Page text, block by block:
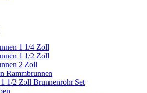
1 1/4 Zoll
1 1/2 Zoll
2 Zoll
Rammbrunnen
1/2 Zoll Brunnenrohr Set